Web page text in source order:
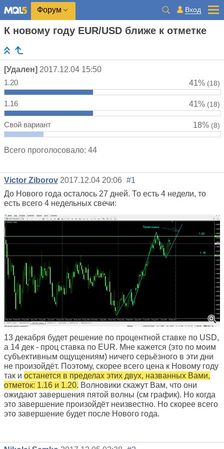
Форум Вход
К новому году EUR/USD ближе к отметке
[Удален] 2017.12.04 15:50
1.20
41% (18)
1.16 41% (18)
Свой вариант 18% (8)
Всего проголосовало: 44
Victor Ziborov 2017.12.04 20:06 #1
До Нового года осталось 27 дней. То есть 4 недели, то
есть всего 4 недельных свечи:
13 декабря будет решение по процентной ставке по USD,
а 14 дек - проц ставка по EUR. Мне кажется (это по моим
субъективным ощущениям) ничего серьёзного в эти дни
не произойдёт. Поэтому, скорее всего цена к Новому году
так и останется в пределах этих двух, названных Вами,
отметок: 1.16 и 1.20. Волновики скажут Вам, что они
ожидают завершения пятой волны (см график). Но когда
это завершение произойдёт неизвестно. Но скорее всего
это завершение будет после Нового года.